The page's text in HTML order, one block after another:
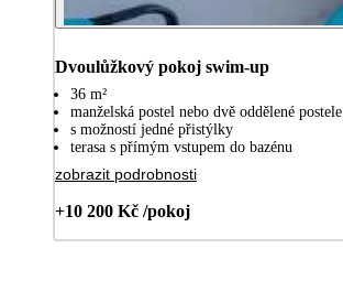
Dvoulůžkový pokoj swim-up
36 m²
manželská postel nebo dvě oddělené postele
s možností jedné přistýlky
terasa s přímým vstupem do bazénu
zobrazit podrobnosti
+10 200 Kč /pokoj